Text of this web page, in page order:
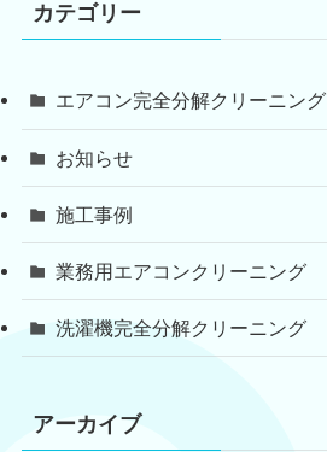
カテゴリー
エアコン完全分解クリーニング
お知らせ
施工事例
業務用エアコンクリーニング
洗濯機完全分解クリーニング
アーカイブ